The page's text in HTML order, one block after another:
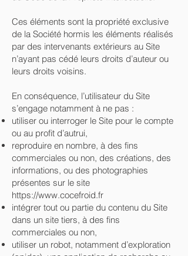
Ces éléments sont la propriété exclusive
de la Société hormis les éléments réalisés
par des intervenants extérieurs au Site
n’ayant pas cédé leurs droits d’auteur ou
leurs droits voisins.
En conséquence, l’utilisateur du Site
s’engage notamment à ne pas :
utiliser ou interroger le Site pour le compte
ou au profit d’autrui,
reproduire en nombre, à des fins
commerciales ou non, des créations, des
informations, ou des photographies
présentes sur le site
https://www.cocefroid.fr
intégrer tout ou partie du contenu du Site
dans un site tiers, à des fins
commerciales ou non,
utiliser un robot, notamment d’exploration